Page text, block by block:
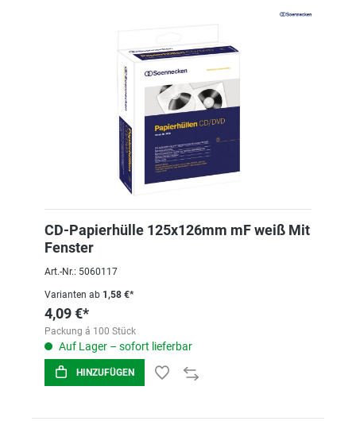
CD-Papierhülle 125x126mm mF weiß Mit
Fenster
Art.-Nr.: 5060117
Varianten ab 1,58 €*
4,09 €*
Packung á 100 Stück
Auf Lager – sofort lieferbar
HINZUFÜGEN